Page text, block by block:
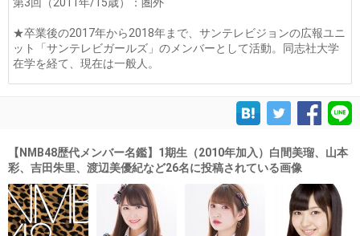
★卒業後の2017年から2018年まで、サンテレビジョンの広報ユニ
ット「サンテレビガールズ」のメンバーとして活動。同志社大学
在学を経て、現在は一般人。
【NMB48歴代メンバー名鑑】1期生（2010年加入）白間美瑠、山本
彩、吉田朱里、渡辺美優紀など26名に投稿されている画像